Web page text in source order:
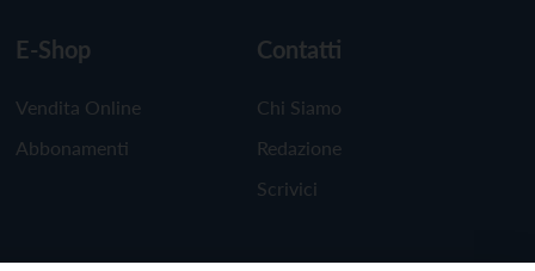
E-Shop
Vendita Online
Abbonamenti
Contatti
Chi Siamo
Redazione
Scrivici